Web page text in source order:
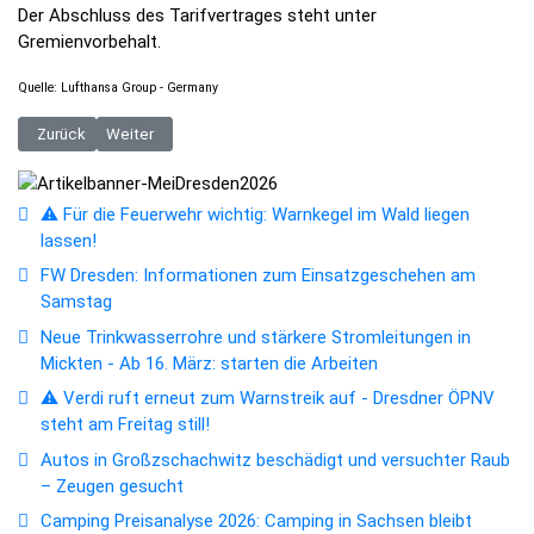
Der Abschluss des Tarifvertrages steht unter
Gremienvorbehalt.
Quelle: Lufthansa Group - Germany
Vorheriger Beitrag: Am Flughafen Prag startet der Sommerflugplan zu
Zurück Nächster Beitrag: Sommerflugplan 2026: Vom BER zu 155
Weiter
⚠️ Für die Feuerwehr wichtig: Warnkegel im Wald liegen
lassen!
FW Dresden: Informationen zum Einsatzgeschehen am
Samstag
Neue Trinkwasserrohre und stärkere Stromleitungen in
Mickten - Ab 16. März: starten die Arbeiten
⚠️ Verdi ruft erneut zum Warnstreik auf - Dresdner ÖPNV
steht am Freitag still!
Autos in Großzschachwitz beschädigt und versuchter Raub
– Zeugen gesucht
Camping Preisanalyse 2026: Camping in Sachsen bleibt